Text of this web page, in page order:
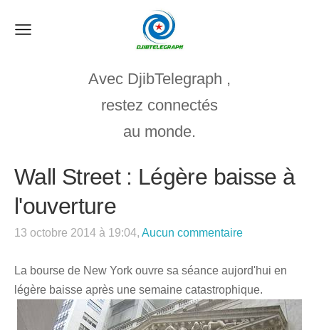
Avec DjibTelegraph ,
restez connectés
au monde.
Wall Street : Légère baisse à
l'ouverture
13 octobre 2014 à 19:04, Aucun commentaire
La bourse de New York ouvre sa séance aujord'hui en
légère baisse après une semaine catastrophique.